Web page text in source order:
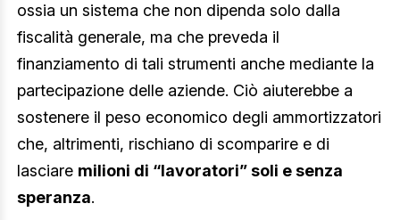
ossia un sistema che non dipenda solo dalla
fiscalità generale, ma che preveda il
finanziamento di tali strumenti anche mediante la
partecipazione delle aziende. Ciò aiuterebbe a
sostenere il peso economico degli ammortizzatori
che, altrimenti, rischiano di scomparire e di
lasciare milioni di “lavoratori” soli e senza
speranza.